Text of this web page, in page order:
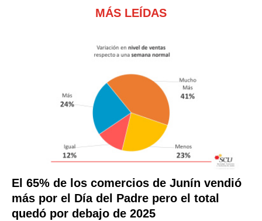
MÁS LEÍDAS
El 65% de los comercios de Junín vendió
más por el Día del Padre pero el total
quedó por debajo de 2025